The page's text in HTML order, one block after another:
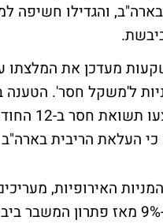
והגדילו חשיפה
מעדכן את המלצתו
ל'משקל חסר'. הטענה
הללו
כי העלאת הריבית
האירופיות,
זינקו בכ-9% מאז